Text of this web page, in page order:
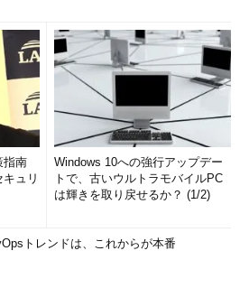
指南
ュリ
Windows 10への強行アップデー
トで、古いウルトラモバイルPC
は輝きを取り戻せるか？ (1/2)
トレンドは、これからが本番